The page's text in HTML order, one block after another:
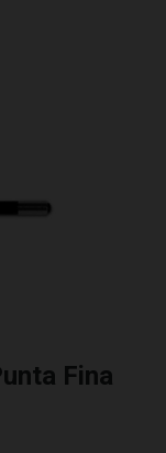
Fina